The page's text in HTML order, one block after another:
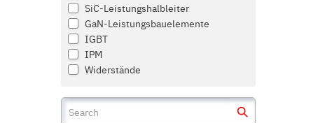
SiC-Leistungshalbleiter
GaN-Leistungsbauelemente
IGBT
IPM
Widerstände
Zeitgeber und Taktgeneratoren
Schalter, Multiplexer und Logik-ICs